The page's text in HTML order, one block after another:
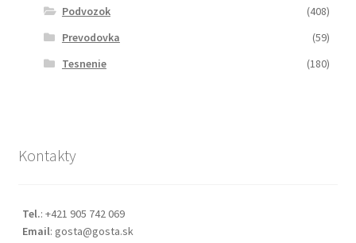
Podvozok
(408)
Prevodovka
(59)
Tesnenie
(180)
Kontakty
Tel.: +421 905 742 069
Email: gosta@gosta.sk